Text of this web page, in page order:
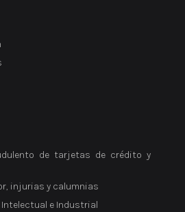
de tarjetas de crédito y
injurias y calumnias
Intelectual e Industrial